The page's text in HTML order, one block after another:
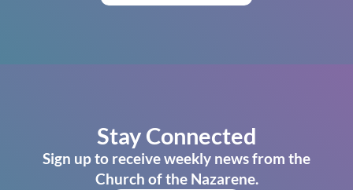
Stay Connected
Sign up to receive weekly news from the
Church of the Nazarene.